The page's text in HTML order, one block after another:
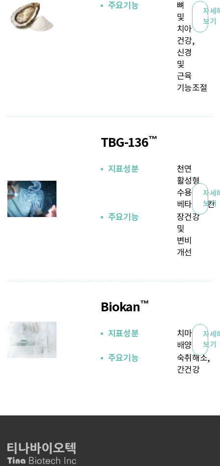
주요기능
뼈
및
치아
건강,
신경
및
근육
기능조절
자세
보기
TBG-136™
지표성분
천연
활성형
수용성
베타글루칸
주요기능
장건강
및
변비
개선
자세
보기
Biokan™
지표성분
치마버섯
배양액
주요기능
숙취해소,
간건강
자세
보기